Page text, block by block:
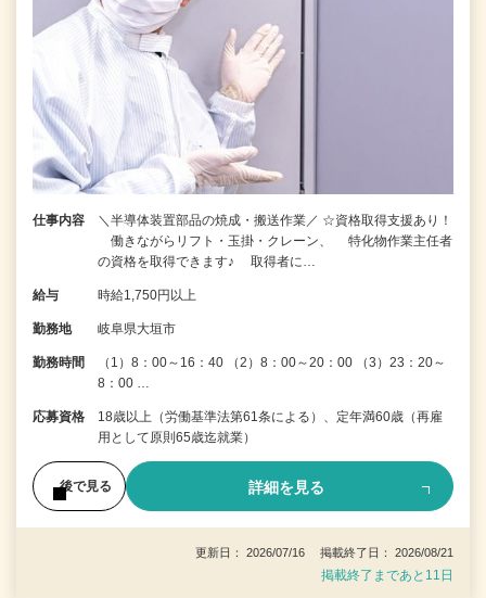
仕事内容
＼半導体装置部品の焼成・搬送作業／ ☆資格取得支援あり！
働きながらリフト・玉掛・クレーン、 特化物作業主任者
の資格を取得できます♪ 取得者に…
給与 時給1,750円以上
勤務地 岐阜県大垣市
勤務時間
（1）8：00～16：40 （2）8：00～20：00 （3）23：20～
8：00 …
応募資格
18歳以上（労働基準法第61条による）、定年満60歳（再雇
用として原則65歳迄就業）
後で見る 詳細を見る
更新日： 2026/07/16 掲載終了日： 2026/08/21
掲載終了まであと11日